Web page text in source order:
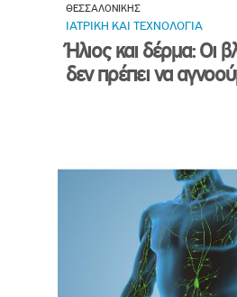
ΘΕΣΣΑΛΟΝΙΚΗΣ
ΙΑΤΡΙΚΗ ΚΑΙ ΤΕΧΝΟΛΟΓΙΑ
Ήλιος και δέρμα: Οι
δεν πρέπει να